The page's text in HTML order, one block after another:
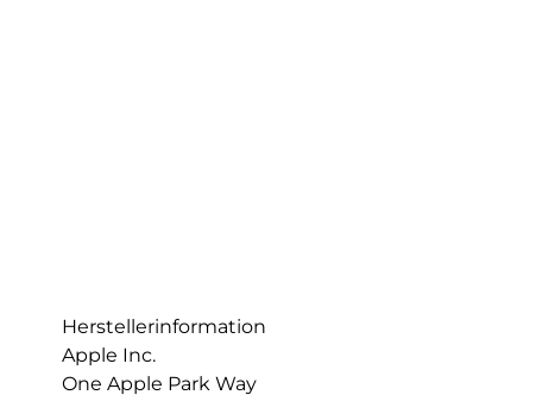
Herstellerinformation
Apple Inc.
One Apple Park Way